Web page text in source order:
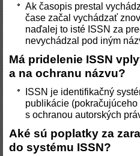
Ak časopis prestal
čase začal vychádzať
naďalej to isté ISSN za
nevychádzal pod iným
Má pridelenie ISSN
a na ochranu názvu?
ISSN je identifikačný
publikácie
s ochranou autorských
Aké sú poplatky za
do systému ISSN?